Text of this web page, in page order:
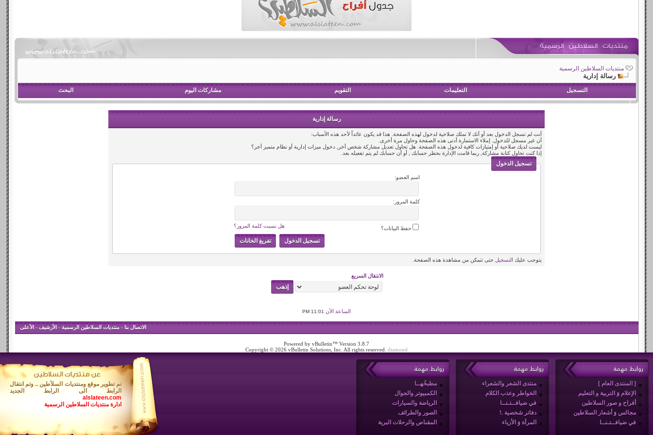
منتديات السلاطين الرسمية
رسالة إدارية
التسجيل التعليمات التقويم مشاركات اليوم البحث
رسالة إدارية
أنت لم تسجل الدخول بعد أو أنك لا تملك صلاحية لدخول لهذه الصفحة. هذا قد يكون عائداً لأحد هذه الأسباب:
أن غير مسجل للدخول. إملاء الاستمارة أدنى هذه الصفحة وحاول مرة أخرى.
ليست لديك صلاحية أو إمتيازات كافية لدخول هذه الصفحة. هل تحاول تعديل مشاركة شخص آخر, دخول ميزات إدارية أو نظام متميز آخر؟
إذا كنت تحاول كتابة مشاركة, ربما قامت الإدارة بحظر حسابك , أو أن حسابك لم يتم تفعيله بعد.
تسجيل الدخول
اسم العضو:
كلمة المرور:
هل نسيت كلمة المرور؟ حفظ البيانات؟
يتوجب عليك التسجيل حتى تتمكن من مشاهدة هذه الصفحة.
الانتقال السريع
الساعة الآن 11:01 PM
الاتصال بنا -منتديات السلاطين الرسمية - الأرشيف - الأعلى
Powered by vBulletin™ Version 3.8.7
Copyright © 2026 vBulletin Solutions, Inc. All rights reserved. diamond
روابط مهمة
[ المنتدى العام ]
الإعلام وَ التربية و التعليم
أفراح و صور السلاطين
مجالس وَ أشعار السلاطين
في ضيافــتـنــا
روابط مهمة
منتدى الشعر والشعراء
الخواطر وعذب الكلام
في ضيافــتـنــا
دفاتر شخصية .!
المرأة وَ الأزياء
روابط مهمة
مطبخُهــا
الكمبيوتر والجوال
الرياضة والسيارات
الصور والطرائف
المقناص والرحلات البرية
تم تطوير موقع ومنتديات السلآطين .. وتم انتقال
الرابط الى الرابط الجديد
alslateen.com
ادارة منتديات السلاطين الرسمية